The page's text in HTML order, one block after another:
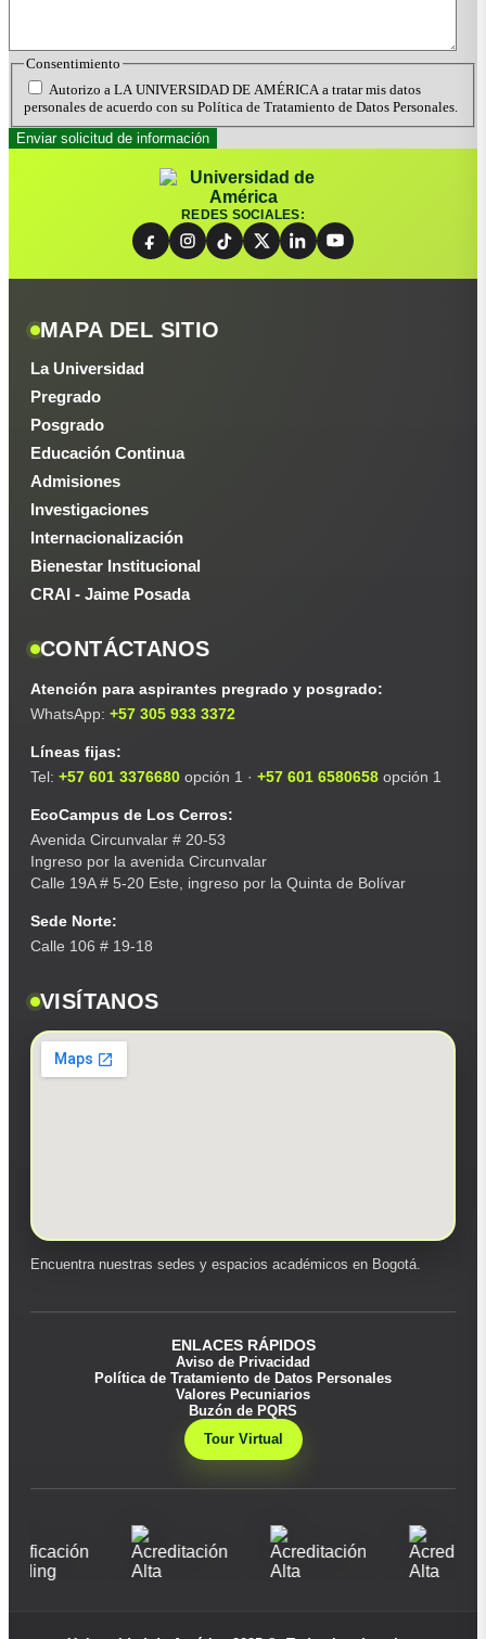
Consentimiento
Autorizo a LA UNIVERSIDAD DE AMÉRICA a tratar mis datos
personales de acuerdo con su Política de Tratamiento de Datos Personales.
REDES SOCIALES:
MAPA DEL SITIO
La Universidad
Pregrado
Posgrado
Educación Continua
Admisiones
Investigaciones
Internacionalización
Bienestar Institucional
CRAI - Jaime Posada
CONTÁCTANOS
Atención para aspirantes pregrado y posgrado:
WhatsApp: +57 305 933 3372
Líneas fijas:
Tel: +57 601 3376680 opción 1 · +57 601 6580658 opción 1
EcoCampus de Los Cerros:
Avenida Circunvalar # 20-53
Ingreso por la avenida Circunvalar
Calle 19A # 5-20 Este, ingreso por la Quinta de Bolívar
Sede Norte:
Calle 106 # 19-18
VISÍTANOS
Encuentra nuestras sedes y espacios académicos en Bogotá.
ENLACES RÁPIDOS
Aviso de Privacidad
Política de Tratamiento de Datos Personales
Valores Pecuniarios
Buzón de PQRS
Tour Virtual